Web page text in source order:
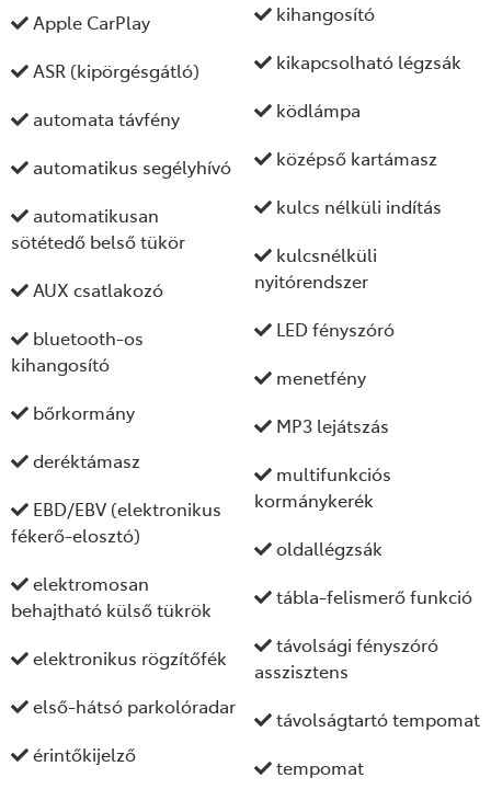
Apple CarPlay
ASR (kipörgésgátló)
automata távfény
automatikus segélyhívó
automatikusan
sötétedő belső tükör
AUX csatlakozó
bluetooth-os
kihangosító
bőrkormány
deréktámasz
EBD/EBV (elektronikus
fékerő-elosztó)
elektromosan
behajtható külső tükrök
elektronikus rögzítőfék
első-hátsó parkolóradar
érintőkijelző
kihangosító
kikapcsolható légzsák
ködlámpa
középső kartámasz
kulcs nélküli indítás
kulcsnélküli
nyitórendszer
LED fényszóró
menetfény
MP3 lejátszás
multifunkciós
kormánykerék
oldallégzsák
tábla-felismerő funkció
távolsági fényszóró
asszisztens
távolságtartó tempomat
tempomat